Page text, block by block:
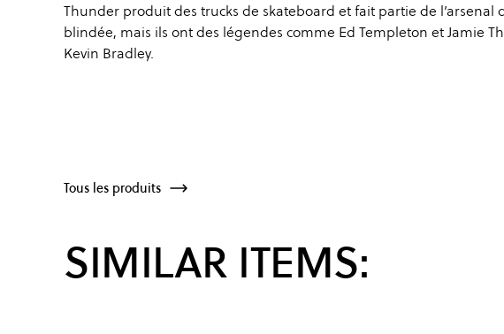
Thunder produit des trucks de skateboard et fait partie de
blindée, mais ils ont des légendes comme Ed Templeton et Jamie
Kevin Bradley.
Tous les produits
SIMILAR ITEMS: